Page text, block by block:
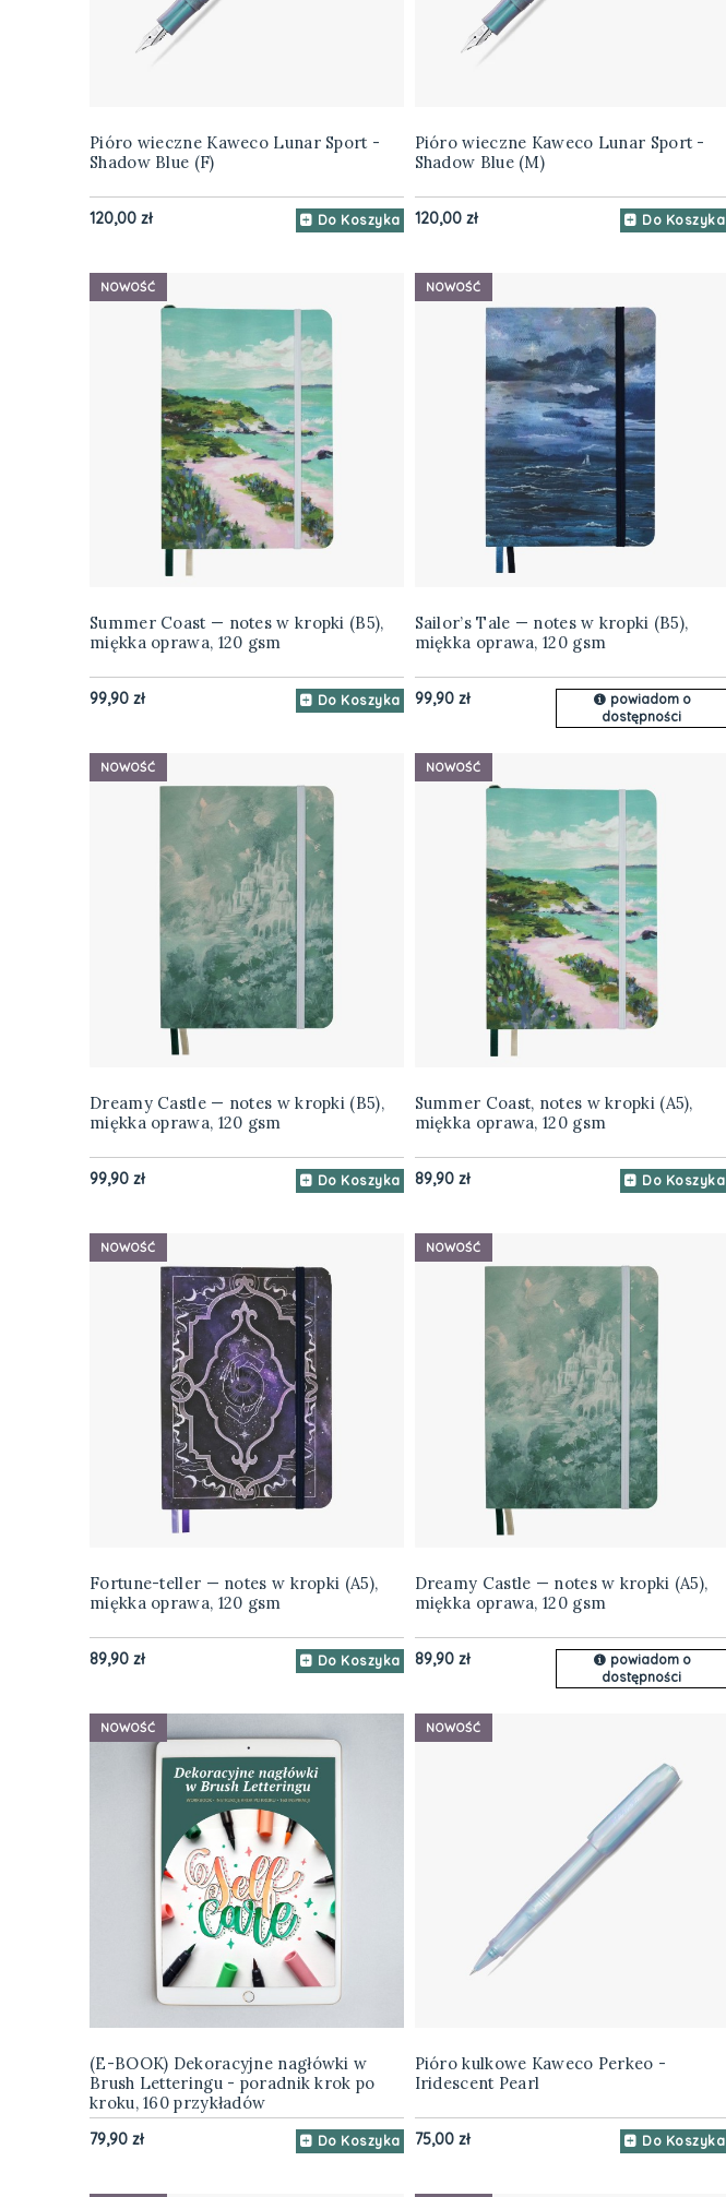
Pióro wieczne Kaweco Lunar Sport -
Shadow Blue (F)
120,00 zł Do Koszyka
Pióro wieczne Kaweco Lunar Sport -
Shadow Blue (M)
120,00 zł Do Koszyka
Summer Coast — notes w kropki (B5),
miękka oprawa, 120 gsm
99,90 zł Do Koszyka
NOWOŚĆ
Sailor’s Tale — notes w kropki (B5),
miękka oprawa, 120 gsm
99,90 zł
powiadom o
dostępności
NOWOŚĆ
Dreamy Castle — notes w kropki (B5),
miękka oprawa, 120 gsm
99,90 zł Do Koszyka
NOWOŚĆ
Summer Coast, notes w kropki (A5),
miękka oprawa, 120 gsm
89,90 zł Do Koszyka
NOWOŚĆ
Fortune-teller — notes w kropki (A5),
miękka oprawa, 120 gsm
89,90 zł Do Koszyka
NOWOŚĆ
Dreamy Castle — notes w kropki (A5),
miękka oprawa, 120 gsm
89,90 zł
powiadom o
dostępności
NOWOŚĆ
(E-BOOK) Dekoracyjne nagłówki w
Brush Letteringu - poradnik krok po
kroku, 160 przykładów
79,90 zł Do Koszyka
NOWOŚĆ
Pióro kulkowe Kaweco Perkeo -
Iridescent Pearl
75,00 zł Do Koszyka
NOWOŚĆ